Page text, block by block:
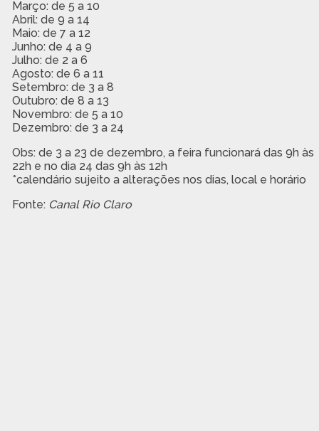
Março: de 5 a 10
Abril: de 9 a 14
Maio: de 7 a 12
Junho: de 4 a 9
Julho: de 2 a 6
Agosto: de 6 a 11
Setembro: de 3 a 8
Outubro: de 8 a 13
Novembro: de 5 a 10
Dezembro: de 3 a 24
Obs: de 3 a 23 de dezembro, a feira funcionará das 9h às
22h e no dia 24 das 9h às 12h
*calendário sujeito a alterações nos dias, local e horário
Fonte: Canal Rio Claro